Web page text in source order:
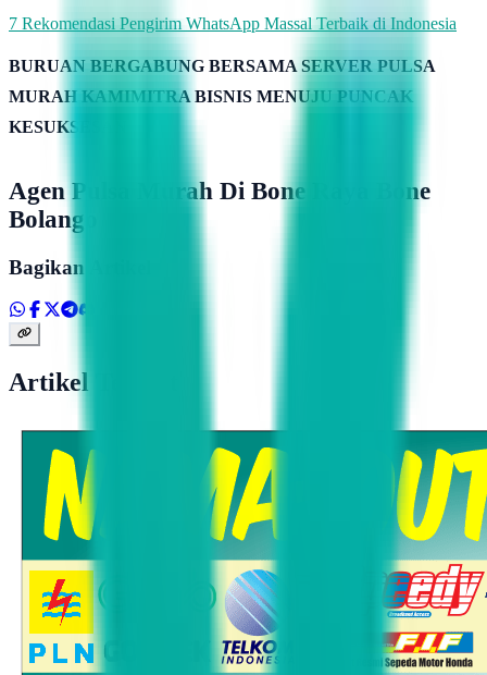
7 Rekomendasi Pengirim WhatsApp Massal Terbaik di Indonesia
BURUAN BERGABUNG BERSAMA SERVER PULSA
MURAH KAMIMITRA BISNIS MENUJU PUNCAK
KESUKSESAN
Agen Pulsa Murah Di Bone Raya Bone
Bolango
Bagikan Artikel
Artikel Terkait